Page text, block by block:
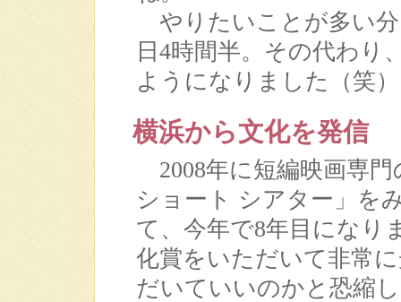
やりたいことが多い分
日4時間半。その代わり
ようになりました（笑
横浜から文化を発信
2008年に短編映画専
ショート シアター」を
て、今年で8年目になり
化賞をいただいて非常
だいていいのかと恐縮